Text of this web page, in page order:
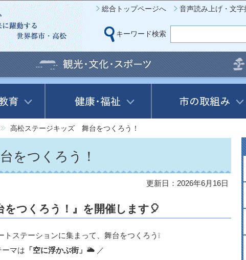
このページの本文へ移動
総合トップページへ 音声読み上げ・文字
キーワード検索
高松ステージキッズ 舞台をつくろう！
をつくろう！
更新日：2026年6月16日
つくろう！』を開催します🎈
ステーションに集まって、舞台をつくろう❕
マは 「空に浮かぶ街」 🌥 ／